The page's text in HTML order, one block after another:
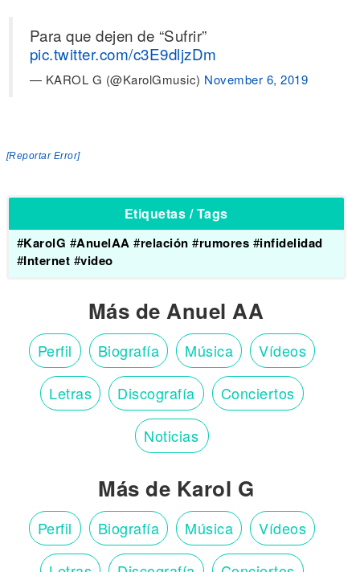
Para que dejen de “Sufrir”
pic.twitter.com/c3E9dljzDm
— KAROL G (@KarolGmusic) November 6, 2019
[Reportar Error]
Etiquetas / Tags
#KarolG #AnuelAA #relación #rumores #infidelidad
#Internet #video
Más de Anuel AA
Perfil Biografía Música Vídeos
Letras Discografía Conciertos
Noticias
Más de Karol G
Perfil Biografía Música Vídeos